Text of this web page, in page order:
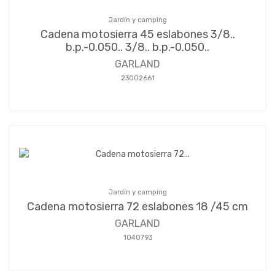
Jardín y camping
Cadena motosierra 45 eslabones 3/8..
b.p.-0.050.. 3/8.. b.p.-0.050..
GARLAND
23002661
Jardín y camping
Cadena motosierra 72 eslabones 18 /45 cm
GARLAND
1040793